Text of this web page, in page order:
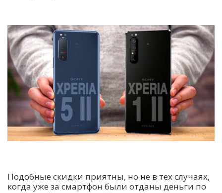
Подобные скидки приятны, но не в тех случаях,
когда уже за смартфон были отданы деньги по